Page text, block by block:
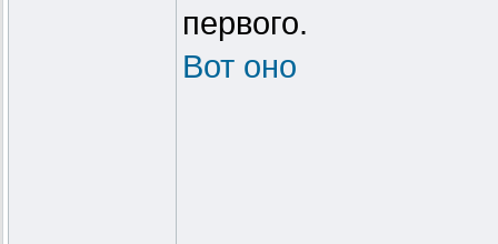
первого.
Вот оно